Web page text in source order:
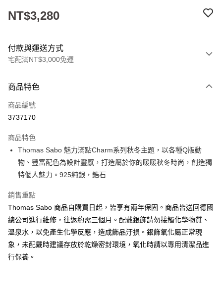
NT$3,280
付款與運送方式
宅配滿NT$3,000免運
信用卡一次付款
LINE Pay
街口支付
悠遊付
運送方式
黑貓宅急便
每筆NT$100，滿NT$3,000(含以上)免運費
商品特色
商品編號
3737170
商品特色
Thomas Sabo 魅力滿點Charm系列秋冬主題，以各種Q版動
物、豐富配色為設計靈感，打造屬於你的暖暖秋冬時尚，創造獨
特個人魅力。925純銀，鋯石
銷售重點
Thomas Sabo 商品自購買日起，皆享有兩年保固。商品皆送回德國
總公司進行維修，往返約需三個月。配戴銀飾請勿接觸化學物質、
溫泉水，以免產生化學反應，造成飾品汙損。銀飾氧化屬正常現
象，未配戴時建議存放於乾燥密封環境，氧化時請以專用清潔品進
行保養。